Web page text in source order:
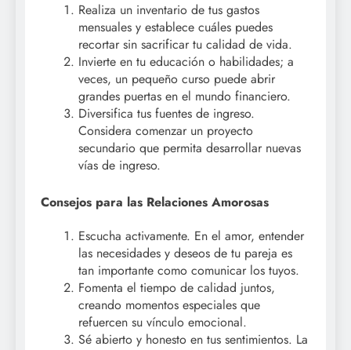
Realiza un inventario de tus gastos
mensuales y establece cuáles puedes
recortar sin sacrificar tu calidad de vida.
Invierte en tu educación o habilidades; a
veces, un pequeño curso puede abrir
grandes puertas en el mundo financiero.
Diversifica tus fuentes de ingreso.
Considera comenzar un proyecto
secundario que permita desarrollar nuevas
vías de ingreso.
Consejos para las Relaciones Amorosas
Escucha activamente. En el amor, entender
las necesidades y deseos de tu pareja es
tan importante como comunicar los tuyos.
Fomenta el tiempo de calidad juntos,
creando momentos especiales que
refuercen su vínculo emocional.
Sé abierto y honesto en tus sentimientos. La